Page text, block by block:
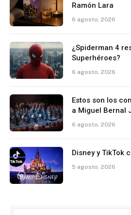
Ramón Lara
6 agosto, 2026
¿Spiderman 4
Superhéroes?
6 agosto, 2026
Estos son los
a Miguel Bernal
6 agosto, 2026
Disney y TikTok
5 agosto, 2026